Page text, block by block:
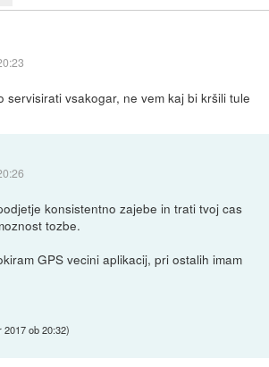
servisirati vsakogar, ne vem kaj bi kršili tule
konsistentno zajebe in trati tvoj cas
tozbe.
GPS vecini aplikacij, pri ostalih imam
2017 ob 20:32)